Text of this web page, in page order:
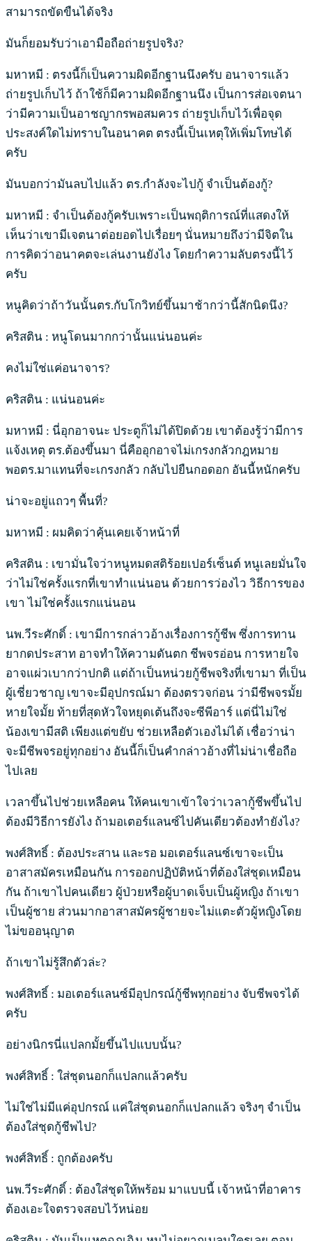
สามารถขัดขืนได้จริง
มันก็ยอมรับว่าเอามือถือถ่ายรูปจริง?
มหาหมี : ตรงนี้ก็เป็นความผิดอีกฐานนึงครับ อนาจารแล้ว
ถ่ายรูปเก็บไว้ ถ้าใช้ก็มีความผิดอีกฐานนึง เป็นการส่อเจตนา
ว่ามีความเป็นอาชญากรพอสมควร ถ่ายรูปเก็บไว้เพื่อจุด
ประสงค์ใดไม่ทราบในอนาคต ตรงนี้เป็นเหตุให้เพิ่มโทษได้
ครับ
มันบอกว่ามันลบไปแล้ว ตร.กำลังจะไปกู้ จำเป็นต้องกู้?
มหาหมี : จำเป็นต้องกู้ครับเพราะเป็นพฤติการณ์ที่แสดงให้
เห็นว่าเขามีเจตนาต่อยอดไปเรื่อยๆ นั่นหมายถึงว่ามีจิตใน
การคิดว่าอนาคตจะเล่นงานยังไง โดยกำความลับตรงนี้ไว้
ครับ
หนูคิดว่าถ้าวันนั้นตร.กับโกวิทย์ขึ้นมาช้ากว่านี้สักนิดนึง?
คริสติน : หนูโดนมากกว่านั้นแน่นอนค่ะ
คงไม่ใช่แค่อนาจาร?
คริสติน : แน่นอนค่ะ
มหาหมี : นี่อุกอาจนะ ประตูก็ไม่ได้ปิดด้วย เขาต้องรู้ว่ามีการ
แจ้งเหตุ ตร.ต้องขึ้นมา นี่คืออุกอาจไม่เกรงกลัวกฎหมาย
พอตร.มาแทนที่จะเกรงกลัว กลับไปยืนกอดอก อันนี้หนักครับ
น่าจะอยู่แถวๆ พื้นที่?
มหาหมี : ผมคิดว่าคุ้นเคยเจ้าหน้าที่
คริสติน : เขามั่นใจว่าหนูหมดสติร้อยเปอร์เซ็นต์ หนูเลยมั่นใจ
ว่าไม่ใช่ครั้งแรกที่เขาทำแน่นอน ด้วยการว่องไว วิธีการของ
เขา ไม่ใช่ครั้งแรกแน่นอน
นพ.วีระศักดิ์ : เขามีการกล่าวอ้างเรื่องการกู้ชีพ ซึ่งการทาน
ยากดประสาท อาจทำให้ความดันตก ชีพจรอ่อน การหายใจ
อาจแผ่วเบากว่าปกติ แต่ถ้าเป็นหน่วยกู้ชีพจริงที่เขามา ที่เป็น
ผู้เชี่ยวชาญ เขาจะมีอุปกรณ์มา ต้องตรวจก่อน ว่ามีชีพจรมั้ย
หายใจมั้ย ท้ายที่สุดหัวใจหยุดเต้นถึงจะซีพีอาร์ แต่นี่ไม่ใช่
น้องเขามีสติ เพียงแต่ขยับ ช่วยเหลือตัวเองไม่ได้ เชื่อว่าน่า
จะมีชีพจรอยู่ทุกอย่าง อันนี้ก็เป็นคำกล่าวอ้างที่ไม่น่าเชื่อถือ
ไปเลย
เวลาขึ้นไปช่วยเหลือคน ให้คนเขาเข้าใจว่าเวลากู้ชีพขึ้นไป
ต้องมีวิธีการยังไง ถ้ามอเตอร์แลนซ์ไปคันเดียวต้องทำยังไง?
พงศ์สิทธิ์ : ต้องประสาน และรอ มอเตอร์แลนซ์เขาจะเป็น
อาสาสมัครเหมือนกัน การออกปฏิบัติหน้าที่ต้องใส่ชุดเหมือน
กัน ถ้าเขาไปคนเดียว ผู้ป่วยหรือผู้บาดเจ็บเป็นผู้หญิง ถ้าเขา
เป็นผู้ชาย ส่วนมากอาสาสมัครผู้ชายจะไม่แตะตัวผู้หญิงโดย
ไม่ขออนุญาต
ถ้าเขาไม่รู้สึกตัวล่ะ?
พงศ์สิทธิ์ : มอเตอร์แลนซ์มีอุปกรณ์กู้ชีพทุกอย่าง จับชีพจรได้
ครับ
อย่างนิกรนี่แปลกมั้ยขึ้นไปแบบนั้น?
พงศ์สิทธิ์ : ใส่ชุดนอกก็แปลกแล้วครับ
ไม่ใช่ไม่มีแค่อุปกรณ์ แค่ใส่ชุดนอกก็แปลกแล้ว จริงๆ จำเป็น
ต้องใส่ชุดกู้ชีพไป?
พงศ์สิทธิ์ : ถูกต้องครับ
นพ.วีระศักดิ์ : ต้องใส่ชุดให้พร้อม มาแบบนี้ เจ้าหน้าที่อาคาร
ต้องเอะใจตรวจสอบไว้หน่อย